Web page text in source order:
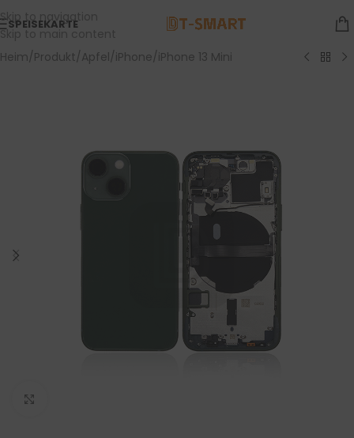
Skip to navigation
Skip to main content
SPEISEKARTE
Heim/Produkt/Apfel/iPhone/iPhone 13 Mini